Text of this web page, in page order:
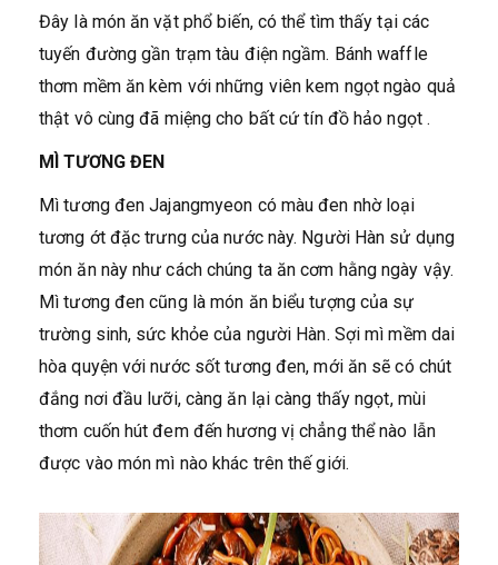
Đây là món ăn vặt phổ biến, có thể tìm thấy tại các
tuyến đường gần trạm tàu điện ngầm. Bánh waffle
thơm mềm ăn kèm với những viên kem ngọt ngào quả
thật vô cùng đã miệng cho bất cứ tín đồ hảo ngọt .
MÌ TƯƠNG ĐEN
Mì tương đen Jajangmyeon có màu đen nhờ loại
tương ớt đặc trưng của nước này. Người Hàn sử dụng
món ăn này như cách chúng ta ăn cơm hằng ngày vậy.
Mì tương đen cũng là món ăn biểu tượng của sự
trường sinh, sức khỏe của người Hàn. Sợi mì mềm dai
hòa quyện với nước sốt tương đen, mới ăn sẽ có chút
đắng nơi đầu lưỡi, càng ăn lại càng thấy ngọt, mùi
thơm cuốn hút đem đến hương vị chẳng thể nào lẫn
được vào món mì nào khác trên thế giới.